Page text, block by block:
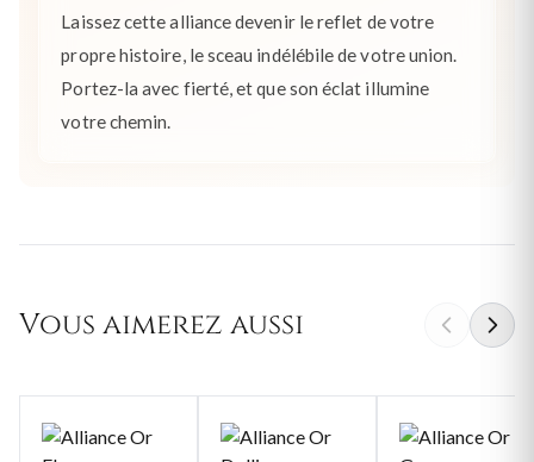
Laissez cette alliance devenir le reflet de votre
propre histoire, le sceau indélébile de votre union.
Portez-la avec fierté, et que son éclat illumine
votre chemin.
Vous aimerez aussi